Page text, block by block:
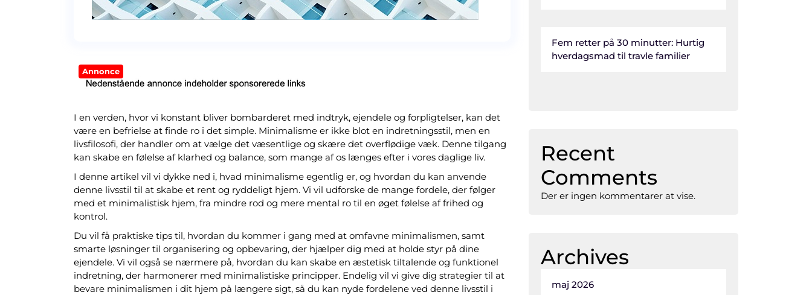
Annonce
I en verden, hvor vi konstant bliver bombarderet med indtryk, ejendele og forpligtelser, kan det
være en befrielse at finde ro i det simple. Minimalisme er ikke blot en indretningsstil, men en
livsfilosofi, der handler om at vælge det væsentlige og skære det overflødige væk. Denne tilgang
kan skabe en følelse af klarhed og balance, som mange af os længes efter i vores daglige liv.
I denne artikel vil vi dykke ned i, hvad minimalisme egentlig er, og hvordan du kan anvende
denne livsstil til at skabe et rent og ryddeligt hjem. Vi vil udforske de mange fordele, der følger
med et minimalistisk hjem, fra mindre rod og mere mental ro til en øget følelse af frihed og
kontrol.
Du vil få praktiske tips til, hvordan du kommer i gang med at omfavne minimalismen, samt
smarte løsninger til organisering og opbevaring, der hjælper dig med at holde styr på dine
ejendele. Vi vil også se nærmere på, hvordan du kan skabe en æstetisk tiltalende og funktionel
indretning, der harmonerer med minimalistiske principper. Endelig vil vi give dig strategier til at
bevare minimalismen i dit hjem på længere sigt, så du kan nyde fordelene ved denne livsstil i
Fem retter på 30 minutter: Hurtig
hverdagsmad til travle familier
Recent
Comments
Der er ingen kommentarer at vise.
Archives
maj 2026